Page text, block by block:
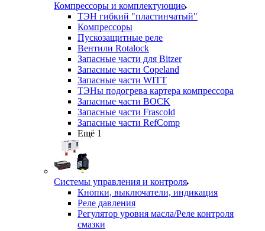
Компрессоры и комплектующие
ТЭН гибкий "пластинчатый"
Компрессоры
Пускозащитные реле
Вентили Rotalock
Запасные части для Bitzer
Запасные части Copeland
Запасные части WITT
ТЭНы подогрева картера компрессора
Запасные части BOCK
Запасные части Frascold
Запасные части RefComp
Ещё 1
Системы управления и контроля
Кнопки, выключатели, индикация
Реле давления
Регулятор уровня масла/Реле контроля
смазки